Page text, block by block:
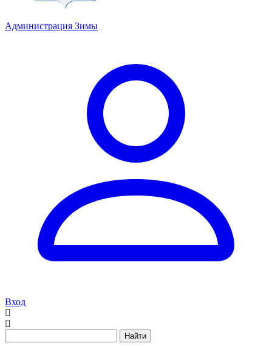
Администрация Зимы
Вход
Найти